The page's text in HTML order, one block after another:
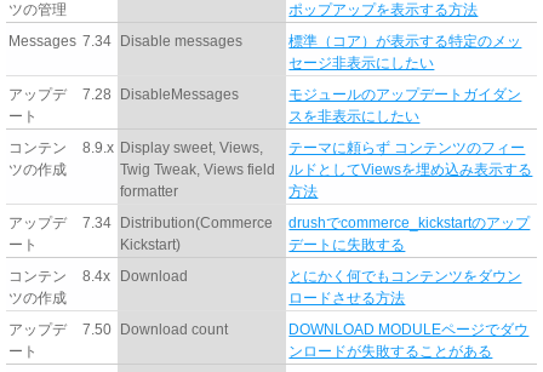
ツの管理
ポップアップを表示する方法
Messages 7.34 Disable messages
標準（コア）が表示する特定のメッ
セージ非表示にしたい
アップデ
ート
7.28 DisableMessages
モジュールのアップデートガイダン
スを非表示にしたい
コンテン
ツの作成
8.9.x Display sweet, Views,
Twig Tweak, Views field
formatter
テーマに頼らず コンテンツのフィー
ルドとしてViewsを埋め込み表示する
方法
アップデ
ート
7.34
Distribution(Commerce
Kickstart)
drushでcommerce_kickstartのアップ
デートに失敗する
コンテン
ツの作成
8.4x Download
とにかく何でもコンテンツをダウン
ロードさせる方法
アップデ
ート
7.50 Download count
DOWNLOAD MODULEページでダウ
ンロードが失敗することがある